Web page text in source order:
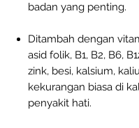
badan yang penting.
Ditambah dengan
asid folik, B1, B2, B6,
zink, besi, kalsium,
kekurangan biasa di
penyakit hati.